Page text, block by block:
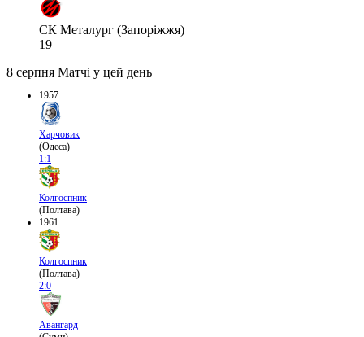
СК Металург (Запоріжжя)
19
8 серпня Матчі у цей день
1957
Харчовик
(Одеса)
1:1
Колгоспник
(Полтава)
1961
Колгоспник
(Полтава)
2:0
Авангард